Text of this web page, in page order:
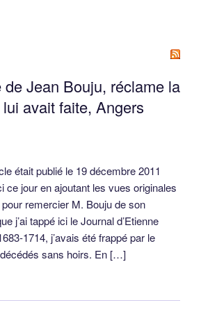
Jean Bouju, réclame la
lui avait faite, Angers
était publié le 19 décembre 2011
ce jour en ajoutant les vues originales
remercier M. Bouju de son
j’ai tappé ici le Journal d’Etienne
1714, j’avais été frappé par le
sans hoirs. En […]